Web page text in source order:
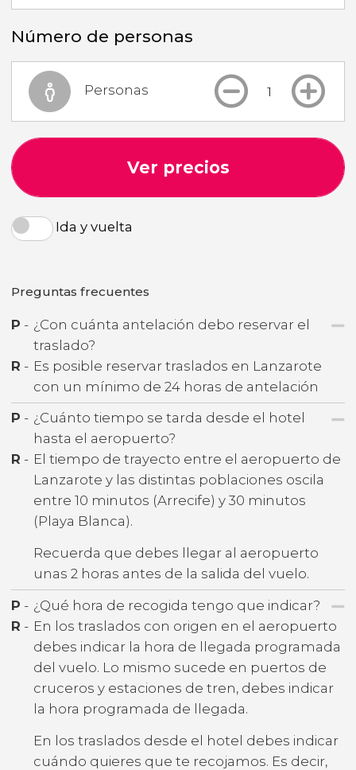
Número de personas
Personas
Ver precios
Ida y vuelta
Preguntas frecuentes
P - ¿Con cuánta antelación debo reservar el
traslado?
R - Es posible reservar traslados en Lanzarote
con un mínimo de 24 horas de antelación
P - ¿Cuánto tiempo se tarda desde el hotel
hasta el aeropuerto?
R - El tiempo de trayecto entre el aeropuerto de
Lanzarote y las distintas poblaciones oscila
entre 10 minutos (Arrecife) y 30 minutos
(Playa Blanca).
Recuerda que debes llegar al aeropuerto
unas 2 horas antes de la salida del vuelo.
P - ¿Qué hora de recogida tengo que indicar?
R - En los traslados con origen en el aeropuerto
debes indicar la hora de llegada programada
del vuelo. Lo mismo sucede en puertos de
cruceros y estaciones de tren, debes indicar
la hora programada de llegada.
En los traslados desde el hotel debes indicar
cuándo quieres que te recojamos. Es decir,